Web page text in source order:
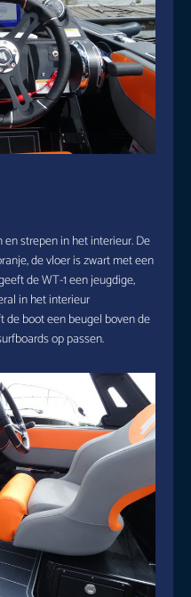
strepen in het interieur. De
de vloer is zwart met een
de WT-1 een jeugdige,
in het interieur
de boot een beugel boven de
op passen.